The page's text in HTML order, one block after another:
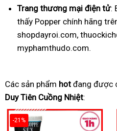
Trang thương mại điện tử:
thấy Popper chính hãng
shopdayroi.com,
myphamthudo.com.
Các sản phẩm hot đang được
Duy Tiên Cuồng Nhiệt:
-21%